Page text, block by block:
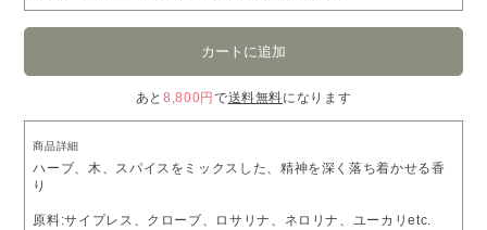
あと8,800円 で送料無料になります
商品詳細
ハーブ、木、スパイスをミックスした、精神を深く落ち着かせる香
り
原料:サイプレス、クローブ、ロサリナ、ネロリナ、ユーカリetc.